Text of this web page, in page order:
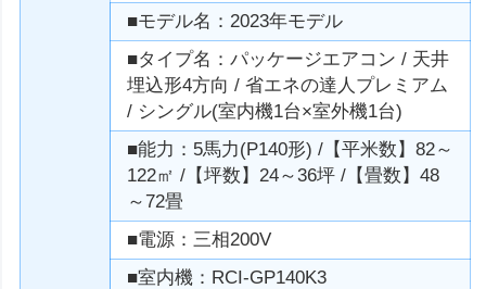
■モデル名：2023年モデル
■タイプ名：パッケージエアコン / 天井
埋込形4方向 / 省エネの達人プレミアム
/ シングル(室内機1台×室外機1台)
■能力：5馬力(P140形) /【平米数】82～
122㎡ /【坪数】24～36坪 /【畳数】48
～72畳
■電源：三相200V
■室内機：RCI-GP140K3